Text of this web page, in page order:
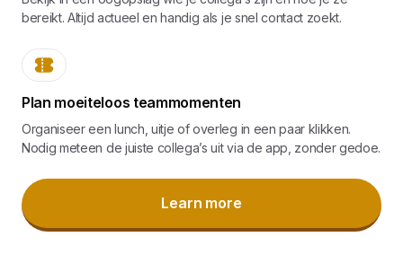
bereikt. Altijd actueel en handig als je snel contact zoekt.
Plan moeiteloos teammomenten
Organiseer een lunch, uitje of overleg in een paar klikken.
Nodig meteen de juiste collega’s uit via de app, zonder gedoe.
Learn more